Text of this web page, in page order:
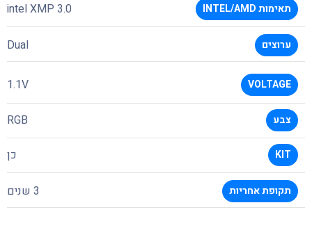
תאימות INTEL/AMD intel XMP 3.0
ערוצים Dual
VOLTAGE
1.1V
צבע RGB
KIT כן
תקופת אחריות 3 שנים